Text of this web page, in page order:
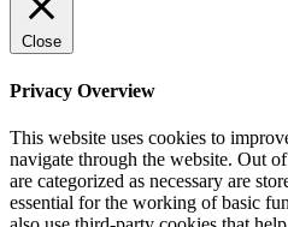
Close
Privacy Overview
This website uses cookies to
navigate through the website. Out
are categorized as necessary are
essential for the working of basic